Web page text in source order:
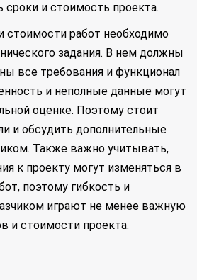
сроки и стоимость проекта.
стоимости работ необходимо
задания. В нем должны
все требования и функционал
и неполные данные могут
оценке. Поэтому стоит
и обсудить дополнительные
Также важно учитывать,
к проекту могут изменяться в
поэтому гибкость и
играют не менее важную
и стоимости проекта.